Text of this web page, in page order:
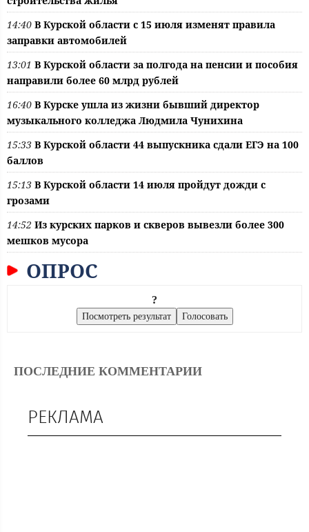
14:40 В Курской области с 15 июля изменят правила
заправки автомобилей
13:01 В Курской области за полгода на пенсии и пособия
направили более 60 млрд рублей
16:40 В Курске ушла из жизни бывший директор
музыкального колледжа Людмила Чунихина
15:33 В Курской области 44 выпускника сдали ЕГЭ на 100
баллов
15:13 В Курской области 14 июля пройдут дожди с
грозами
14:52 Из курских парков и скверов вывезли более 300
мешков мусора
ОПРОС
?
ПОСЛЕДНИЕ КОММЕНТАРИИ
РЕКЛАМА